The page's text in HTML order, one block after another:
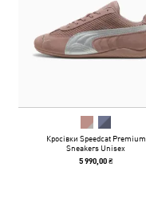
Кросівки Speedcat Premium
Sneakers Unisex
5 990,00 ₴